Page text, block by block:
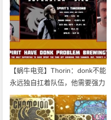
【蜗牛电竞】Thorin：donk不能
永远独自扛着队伍，他需要强力
队友【EV扑克小游戏官网】